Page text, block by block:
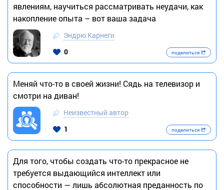
явлениям, научиться рассматривать неудачи, как
накопление опыта – вот ваша задача
Эндрю Карнеги
0
поделиться
Меняй что-то в своей жизни! Сядь на телевизор и
смотри на диван!
Неизвестный автор
1
поделиться
Для того, чтобы создать что-то прекрасное не
требуется выдающийся интеллект или
способности — лишь абсолютная преданность по